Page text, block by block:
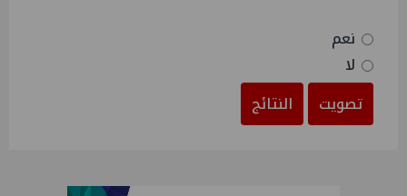
نعم
لا
تصويت
النتائج